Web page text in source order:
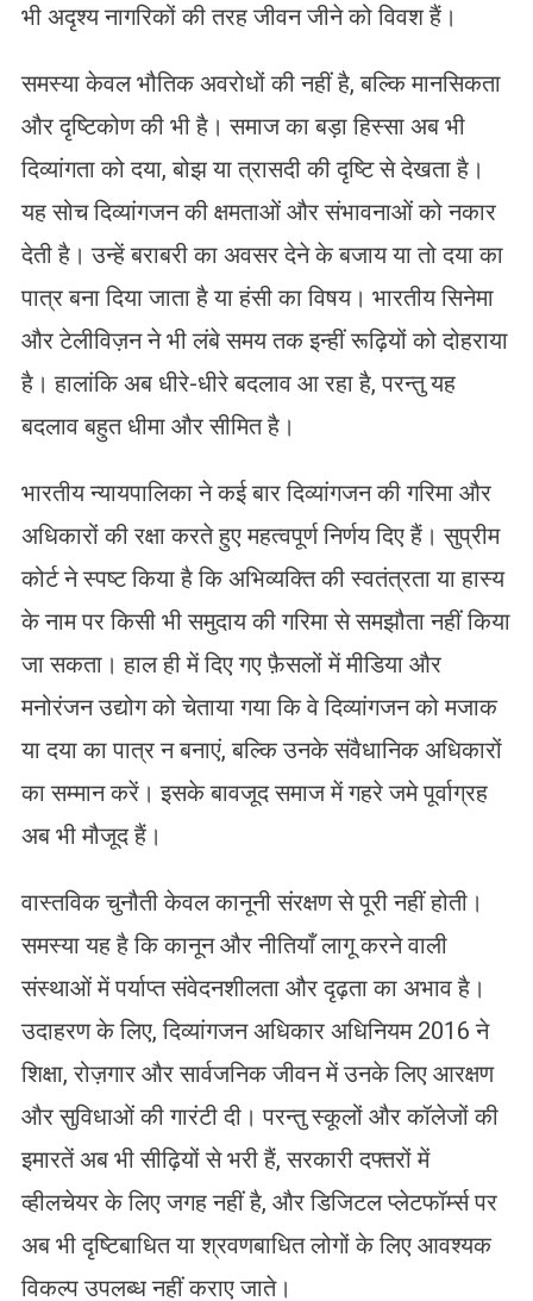
भी अदृश्य नागरिकों की तरह जीवन जीने को विवश हैं।
समस्या केवल भौतिक अवरोधों की नहीं है, बल्कि मानसिकता
और दृष्टिकोण की भी है। समाज का बड़ा हिस्सा अब भी
दिव्यांगता को दया, बोझ या त्रासदी की दृष्टि से देखता है।
यह सोच दिव्यांगजन की क्षमताओं और संभावनाओं को नकार
देती है। उन्हें बराबरी का अवसर देने के बजाय या तो दया का
पात्र बना दिया जाता है या हंसी का विषय। भारतीय सिनेमा
और टेलीविज़न ने भी लंबे समय तक इन्हीं रूढ़ियों को दोहराया
है। हालांकि अब धीरे-धीरे बदलाव आ रहा है, परन्तु यह
बदलाव बहुत धीमा और सीमित है।
भारतीय न्यायपालिका ने कई बार दिव्यांगजन की गरिमा और
अधिकारों की रक्षा करते हुए महत्वपूर्ण निर्णय दिए हैं। सुप्रीम
कोर्ट ने स्पष्ट किया है कि अभिव्यक्ति की स्वतंत्रता या हास्य
के नाम पर किसी भी समुदाय की गरिमा से समझौता नहीं किया
जा सकता। हाल ही में दिए गए फ़ैसलों में मीडिया और
मनोरंजन उद्योग को चेताया गया कि वे दिव्यांगजन को मजाक
या दया का पात्र न बनाएं, बल्कि उनके संवैधानिक अधिकारों
का सम्मान करें। इसके बावजूद समाज में गहरे जमे पूर्वाग्रह
अब भी मौजूद हैं।
वास्तविक चुनौती केवल कानूनी संरक्षण से पूरी नहीं होती।
समस्या यह है कि कानून और नीतियाँ लागू करने वाली
संस्थाओं में पर्याप्त संवेदनशीलता और दृढ़ता का अभाव है।
उदाहरण के लिए, दिव्यांगजन अधिकार अधिनियम 2016 ने
शिक्षा, रोज़गार और सार्वजनिक जीवन में उनके लिए आरक्षण
और सुविधाओं की गारंटी दी। परन्तु स्कूलों और कॉलेजों की
इमारतें अब भी सीढ़ियों से भरी हैं, सरकारी दफ्तरों में
व्हीलचेयर के लिए जगह नहीं है, और डिजिटल प्लेटफॉर्म्स पर
अब भी दृष्टिबाधित या श्रवणबाधित लोगों के लिए आवश्यक
विकल्प उपलब्ध नहीं कराए जाते।